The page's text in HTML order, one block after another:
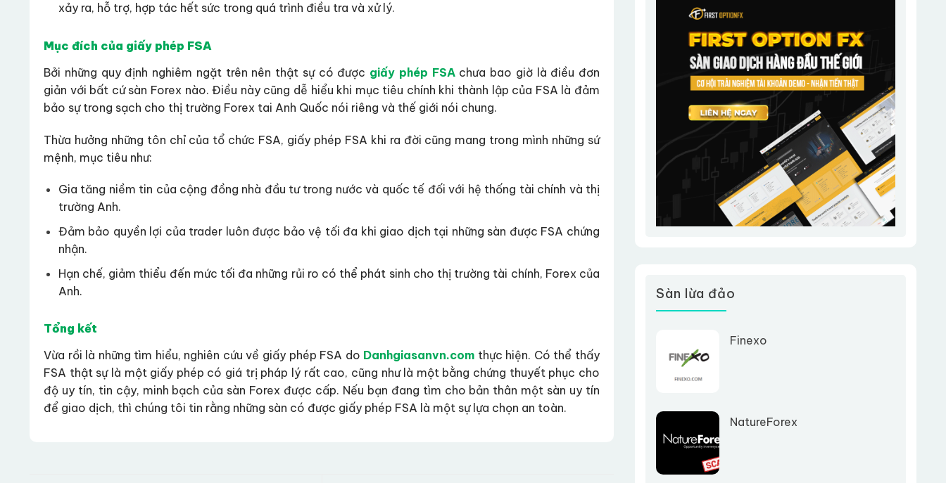
xảy ra, hỗ trợ, hợp tác hết sức trong quá trình điều tra và xử lý.
Mục đích của giấy phép FSA
Bởi những quy định nghiêm ngặt trên nên thật sự có được giấy phép FSAchưa bao giờ là điều đơn
giản với bất cứ sàn Forex nào. Điều này cũng dễ hiểu khi mục tiêu chính khi thành lập của FSA là đảm
bảo sự trong sạch cho thị trường Forex tai Anh Quốc nói riêng và thế giới nói chung.
Thừa hưởng những tôn chỉ của tổ chức FSA, giấy phép FSA khi ra đời cũng mang trong mình những sứ
mệnh, mục tiêu như:
Gia tăng niềm tin của cộng đồng nhà đầu tư trong nước và quốc tế đối với hệ thống tài chính và thị
trường Anh.
Đảm bảo quyền lợi của trader luôn được bảo vệ tối đa khi giao dịch tại những sàn được FSA chứng
nhận.
Hạn chế, giảm thiểu đến mức tối đa những rủi ro có thể phát sinh cho thị trường tài chính, Forex của
Anh.
Tổng kết
Vừa rồi là những tìm hiểu, nghiên cứu về giấy phép FSA do Danhgiasanvn.com thực hiện. Có thể thấy
FSA thật sự là một giấy phép có giá trị pháp lý rất cao, cũng như là một bằng chứng thuyết phục cho
độ uy tín, tin cậy, minh bạch của sàn Forex được cấp. Nếu bạn đang tìm cho bản thân một sàn uy tín
để giao dịch, thì chúng tôi tin rằng những sàn có được giấy phép FSA là một sự lựa chọn an toàn.
Sàn lừa đảo
Finexo
NatureForex